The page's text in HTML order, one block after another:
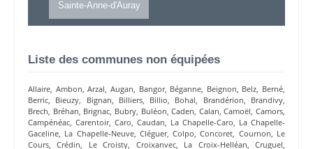
Sainte-Anne-d'Auray
Liste des communes non équipées
Allaire, Ambon,Arzal, Augan, Bangor, Béganne, Beignon, Belz, Berné,
Berric, Bieuzy, Bignan, Billiers, Billio, Bohal, Brandérion, Brandivy,
Brech, Bréhan, Brignac, Bubry, Buléon,Caden, Calan,Camoël, Camors,
Campénéac, Carentoir, Caro, Caudan, La Chapelle-Caro, La Chapelle-
Gaceline, La Chapelle-Neuve, Cléguer,Colpo,Concoret, Cournon, Le
Cours,Crédin, Le Croisty, Croixanvec, La Croix-Helléan,Cruguel,